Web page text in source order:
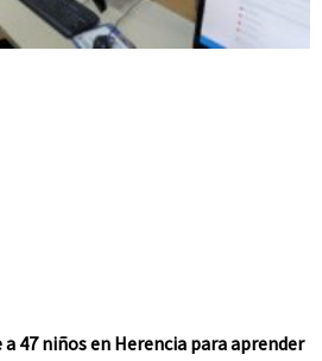
47 niños en Herencia para aprender